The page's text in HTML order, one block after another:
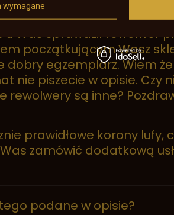
się
Was sprawdził rewolwer
początkującym Wasz
dobry egzemplarz. Wiem
nie piszecie w opisie. Czy
rewolwery są inne?
prawidłowe korony lufy,
zamówić dodatkową
podane w opisie?
wymagane